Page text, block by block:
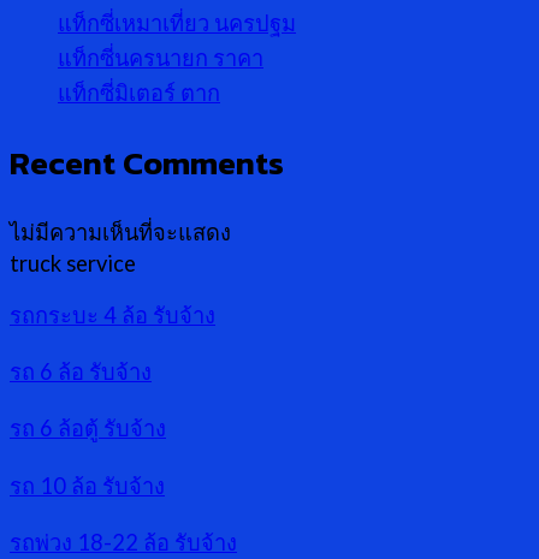
แท็กซี่เหมาเที่ยว นครปฐม
แท็กซี่นครนายก ราคา
แท็กซี่มิเตอร์ ตาก
Recent Comments
ไม่มีความเห็นที่จะแสดง
truck service
รถกระบะ 4 ล้อ รับจ้าง
รถ 6 ล้อ รับจ้าง
รถ 6 ล้อตู้ รับจ้าง
รถ 10 ล้อ รับจ้าง
รถพ่วง 18-22 ล้อ รับจ้าง